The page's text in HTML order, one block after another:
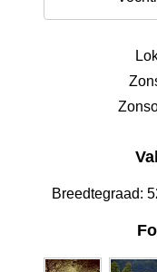
Breedtegraad: